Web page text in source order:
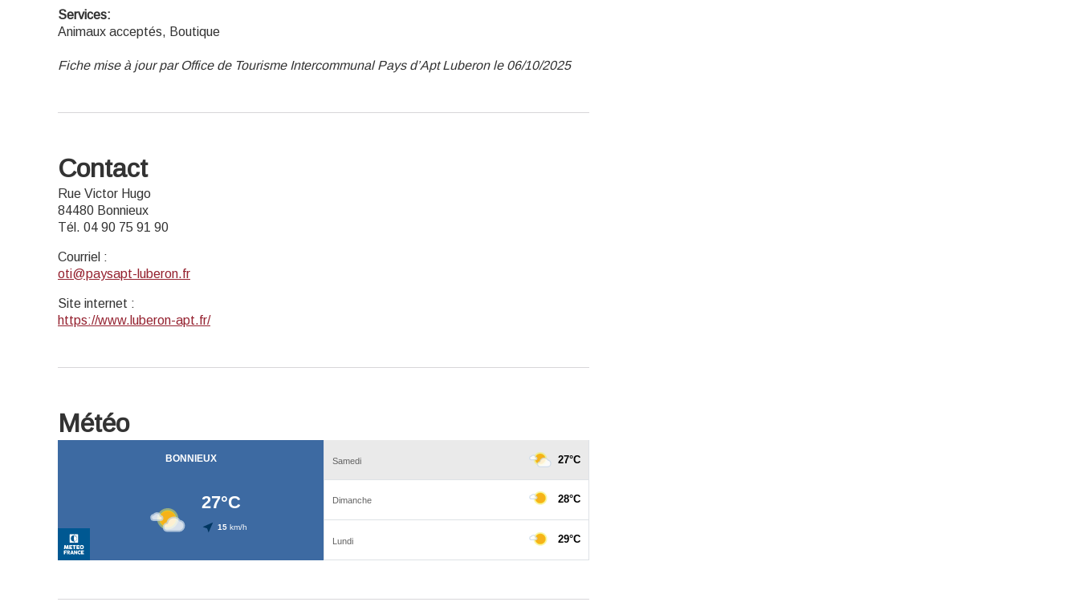
Services:
Animaux acceptés, Boutique
Fiche mise à jour par Office de Tourisme Intercommunal Pays d’Apt Luberon le 06/10/2025
Contact
Rue Victor Hugo
84480 Bonnieux
Tél. 04 90 75 91 90
Courriel :
oti@paysapt-luberon.fr
Site internet :
https://www.luberon-apt.fr/
Météo